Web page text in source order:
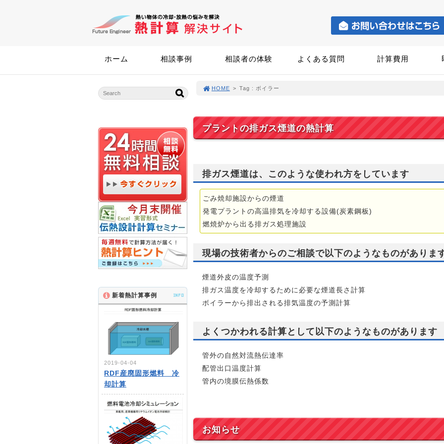
ホーム 相談事例 相談者の体験 よくある質問 計算費用
HOME > Tag : ボイラー
プラントの排ガス煙道の熱計算
排ガス煙道は、このような使われ方をしています
ごみ焼却施設からの煙道
発電プラントの高温排気を冷却する設備(炭素鋼板)
燃焼炉から出る排ガス処理施設
現場の技術者からのご相談で以下のようなものがありま
煙道外皮の温度予測
排ガス温度を冷却するために必要な煙道長さ計算
ボイラーから排出される排気温度の予測計算
よくつかわれる計算として以下のようなものがあります
管外の自然対流熱伝達率
配管出口温度計算
管内の境膜伝熱係数
お知らせ
新着熱計算事例 INFO
2019-04-04
RDF産廃固形燃料 冷
却計算